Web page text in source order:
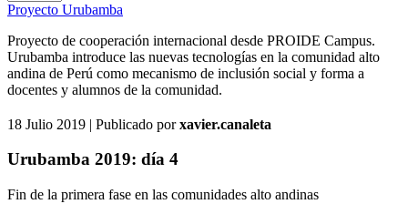
Proyecto Urubamba
Proyecto de cooperación internacional desde PROIDE Campus.
Urubamba introduce las nuevas tecnologías en la comunidad alto
andina de Perú como mecanismo de inclusión social y forma a
docentes y alumnos de la comunidad.
18 Julio 2019 | Publicado porxavier.canaleta
Urubamba 2019: día 4
Fin de la primera fase en las comunidades alto andinas